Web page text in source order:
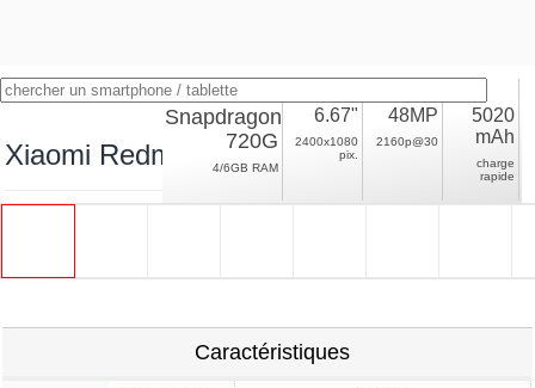
Xiaomi Redmi Note 10 Lite
Snapdragon
720G
4/6GB RAM
6.67"
2400x1080
pix.
48MP
2160p@30
5020
mAh
charge
rapide
Caractéristiques